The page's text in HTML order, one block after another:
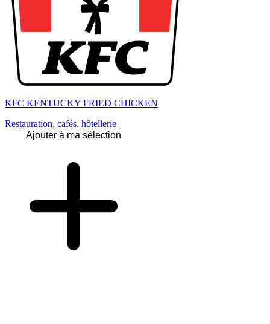
KFC KENTUCKY FRIED CHICKEN
Restauration, cafés, hôtellerie
Ajouter à ma sélection